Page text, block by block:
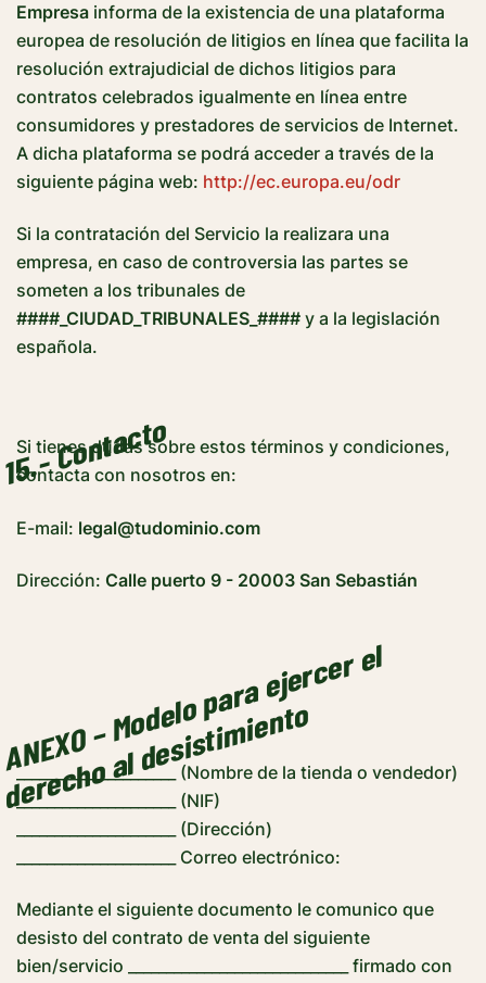
Empresa informa de la existencia de una plataforma
europea de resolución de litigios en línea que facilita la
resolución extrajudicial de dichos litigios para
contratos celebrados igualmente en línea entre
consumidores y prestadores de servicios de Internet.
A dicha plataforma se podrá acceder a través de la
siguiente página web: http://ec.europa.eu/odr
Si la contratación del Servicio la realizara una
empresa, en caso de controversia las partes se
someten a los tribunales de
####_CIUDAD_TRIBUNALES_#### y a la legislación
española.
15.- Contacto
Si tienes dudas sobre estos términos y condiciones,
contacta con nosotros en:
E-mail: legal@tudominio.com
Dirección: Calle puerto 9 - 20003 San Sebastián
ANEXO –
M
o
d
el
o
p
a
r
a
ej
e
r
c
e
r
el
d
e
r
e
c
h
o
al
d
e
s
i
s
t
i
m
i
e
n
t
o
_____________________ (Nombre de la tienda o vendedor)
_____________________ (NIF)
_____________________ (Dirección)
_____________________ Correo electrónico:
Mediante el siguiente documento le comunico que
desisto del contrato de venta del siguiente
bien/servicio _____________________________ firmado con